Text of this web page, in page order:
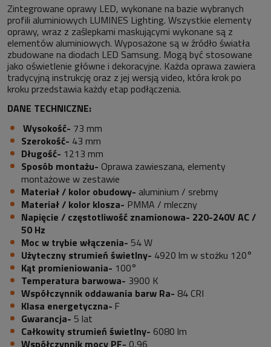
Zintegrowane oprawy LED, wykonane na bazie wybranych
profili aluminiowych LUMINES Lighting. Wszystkie elementy
oprawy, wraz z zaślepkami maskującymi wykonane są z
elementów aluminiowych. Wyposażone są w źródło światła
zbudowane na diodach LED Samsung. Mogą być stosowane
jako oświetlenie główne i dekoracyjne. Każda oprawa zawiera
tradycyjną instrukcję oraz z jej wersją video, która krok po
kroku przedstawia każdy etap podłączenia.
DANE TECHNICZNE:
Wysokość- 73 mm
Szerokość- 43 mm
Długość- 1213 mm
Sposób montażu- Oprawa zawieszana, elementy
montażowe w zestawie
Materiał / kolor obudowy- aluminium / srebrny
Materiał / kolor klosza- PMMA / mleczny
Napięcie / częstotliwość znamionowa- 220-240V AC /
50 Hz
Moc w trybie włączenia- 54 W
Użyteczny strumień świetlny- 4920 lm w stożku 120°
Kąt promieniowania- 100°
Temperatura barwowa- 3900 K
Współczynnik oddawania barw Ra- 84 CRI
Klasa energetyczna- F
Gwarancja- 5 lat
Całkowity strumień świetlny- 6080 lm
Współczynnik mocy PF- 0,96